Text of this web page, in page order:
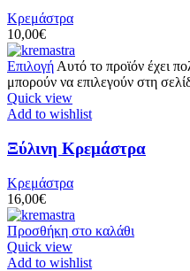
Κρεμάστρα
10,00€
Επιλογή Αυτό το προϊόν έχει
μπορούν να επιλεγούν στη
Quick view
Add to wishlist
Ξύλινη Κρεμάστρα
Κρεμάστρα
16,00€
Προσθήκη στο καλάθι
Quick view
Add to wishlist